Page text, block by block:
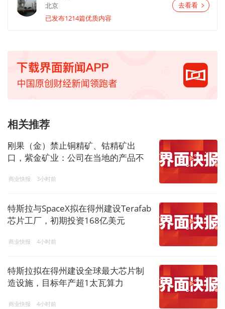
北京
已发布1214篇优质内容
去看看
相关推荐
刚果（金）禁止铜精矿、钴精矿出
口，紫金矿业：公司在当地的产品不
商业快报 3小时前
特斯拉与SpaceX拟在得州建设Terafab
芯片工厂，初期投资168亿美元
商业快报 4小时前
特斯拉拟在得州建设全球最大芯片制
造设施，目标年产超1太瓦算力
商业快报 4小时前